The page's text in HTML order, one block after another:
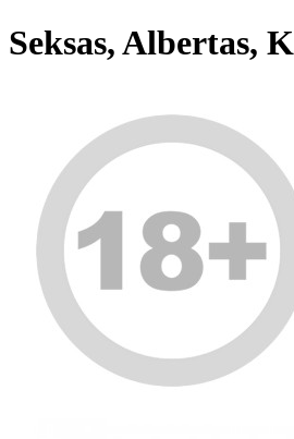
Seksas, Albertas,